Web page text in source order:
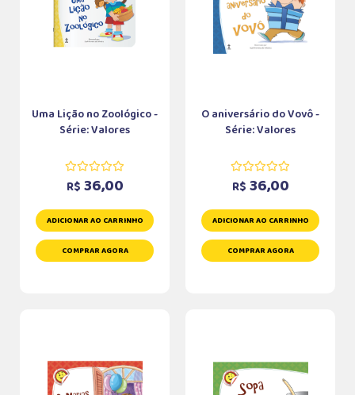
Uma Lição no Zoológico -
Série: Valores
R$ 36,00
ADICIONAR AO CARRINHO
COMPRAR AGORA
O aniversário do Vovô -
Série: Valores
R$ 36,00
ADICIONAR AO CARRINHO
COMPRAR AGORA